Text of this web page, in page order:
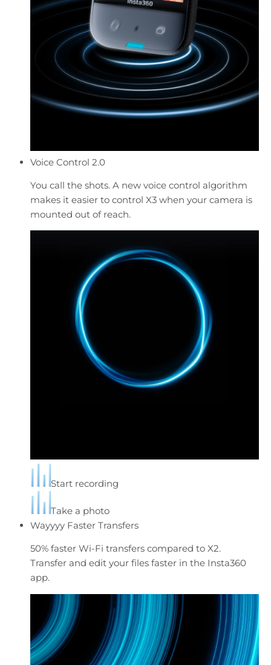
Voice Control 2.0
You call the shots. A new voice control algorithm
makes it easier to control X3 when your camera is
mounted out of reach.
Start recording
Take a photo
Wayyyy Faster Transfers
50% faster Wi-Fi transfers compared to X2.
Transfer and edit your files faster in the Insta360
app.